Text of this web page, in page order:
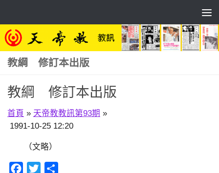
教綱 修訂本出版
教綱 修訂本出版
首頁 » 天帝教教訊第93期 »
1991-10-25 12:20
（文略）
Facebook
Twitter